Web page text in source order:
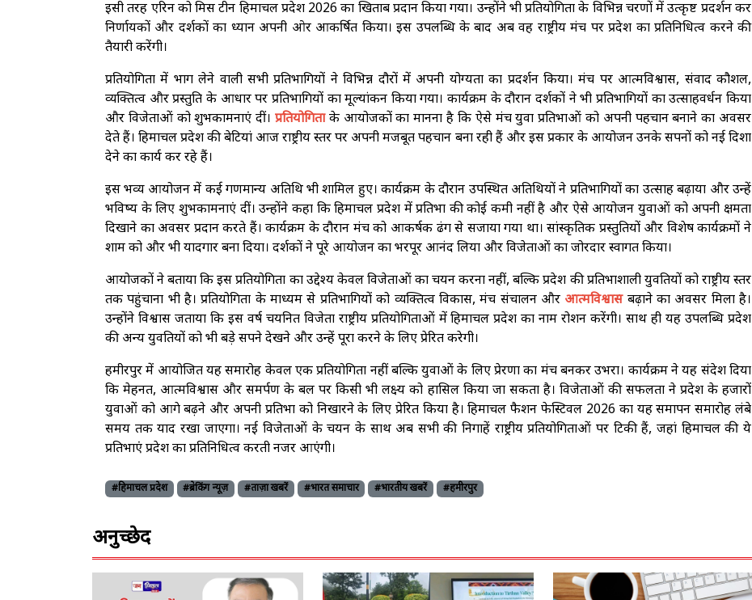
इसी तरह एरिन को मिस टीन हिमाचल प्रदेश 2026 का खिताब प्रदान किया गया। उन्होंने भी प्रतियोगिता के विभिन्न चरणों में उत्कृष्ट प्रदर्शन कर
निर्णायकों और दर्शकों का ध्यान अपनी ओर आकर्षित किया। इस उपलब्धि के बाद अब वह राष्ट्रीय मंच पर प्रदेश का प्रतिनिधित्व करने की
तैयारी करेंगी।
प्रतियोगिता में भाग लेने वाली सभी प्रतिभागियों ने विभिन्न दौरों में अपनी योग्यता का प्रदर्शन किया। मंच पर आत्मविश्वास, संवाद कौशल,
व्यक्तित्व और प्रस्तुति के आधार पर प्रतिभागियों का मूल्यांकन किया गया। कार्यक्रम के दौरान दर्शकों ने भी प्रतिभागियों का उत्साहवर्धन किया
और विजेताओं को शुभकामनाएं दीं।प्रतियोगिताके आयोजकों का मानना है कि ऐसे मंच युवा प्रतिभाओं को अपनी पहचान बनाने का अवसर
देते हैं। हिमाचल प्रदेश की बेटियां आज राष्ट्रीय स्तर पर अपनी मजबूत पहचान बना रही हैं और इस प्रकार के आयोजन उनके सपनों को नई दिशा
देने का कार्य कर रहे हैं।
इस भव्य आयोजन में कई गणमान्य अतिथि भी शामिल हुए। कार्यक्रम के दौरान उपस्थित अतिथियों ने प्रतिभागियों का उत्साह बढ़ाया और उन्हें
भविष्य के लिए शुभकामनाएं दीं। उन्होंने कहा कि हिमाचल प्रदेश में प्रतिभा की कोई कमी नहीं है और ऐसे आयोजन युवाओं को अपनी क्षमता
दिखाने का अवसर प्रदान करते हैं। कार्यक्रम के दौरान मंच को आकर्षक ढंग से सजाया गया था। सांस्कृतिक प्रस्तुतियों और विशेष कार्यक्रमों ने
शाम को और भी यादगार बना दिया। दर्शकों ने पूरे आयोजन का भरपूर आनंद लिया और विजेताओं का जोरदार स्वागत किया।
आयोजकों ने बताया कि इस प्रतियोगिता का उद्देश्य केवल विजेताओं का चयन करना नहीं, बल्कि प्रदेश की प्रतिभाशाली युवतियों को राष्ट्रीय स्तर
तक पहुंचाना भी है। प्रतियोगिता के माध्यम से प्रतिभागियों को व्यक्तित्व विकास, मंच संचालन और आत्मविश्वास बढ़ाने का अवसर मिला है।
उन्होंने विश्वास जताया कि इस वर्ष चयनित विजेता राष्ट्रीय प्रतियोगिताओं में हिमाचल प्रदेश का नाम रोशन करेंगी। साथ ही यह उपलब्धि प्रदेश
की अन्य युवतियों को भी बड़े सपने देखने और उन्हें पूरा करने के लिए प्रेरित करेगी।
हमीरपुर में आयोजित यह समारोह केवल एक प्रतियोगिता नहीं बल्कि युवाओं के लिए प्रेरणा का मंच बनकर उभरा। कार्यक्रम ने यह संदेश दिया
कि मेहनत, आत्मविश्वास और समर्पण के बल पर किसी भी लक्ष्य को हासिल किया जा सकता है। विजेताओं की सफलता ने प्रदेश के हजारों
युवाओं को आगे बढ़ने और अपनी प्रतिभा को निखारने के लिए प्रेरित किया है। हिमाचल फैशन फेस्टिवल 2026 का यह समापन समारोह लंबे
समय तक याद रखा जाएगा। नई विजेताओं के चयन के साथ अब सभी की निगाहें राष्ट्रीय प्रतियोगिताओं पर टिकी हैं, जहां हिमाचल की ये
प्रतिभाएं प्रदेश का प्रतिनिधित्व करती नजर आएंगी।
#हिमाचल प्रदेश #ब्रेकिंग न्यूज़ #ताज़ा खबरें #भारत समाचार #भारतीय खबरें #हमीरपुर
अनुच्छेद